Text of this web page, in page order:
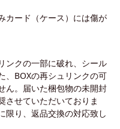
カード（ケース）には傷が
ンクの一部に破れ、シール
、BOXの再シュリンクの可
ん。届いた梱包物の未開封
させていただいておりま
限り、返品交換の対応致し